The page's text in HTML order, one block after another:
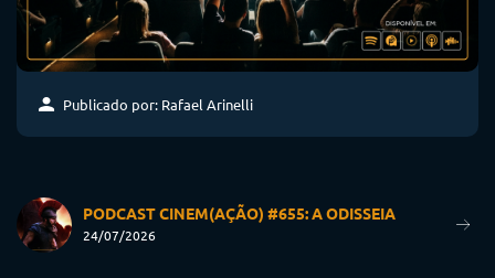
Publicado por: Rafael Arinelli
PODCAST CINEM(AÇÃO) #655: A ODISSEIA
24/07/2026